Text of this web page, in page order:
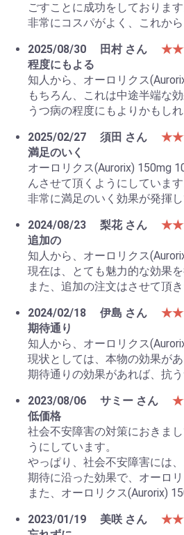
お買い物を続
ごすことに成功をしております
非常にコスパがよく、これか
2025/08/30
田村 さん
程度にもよる
知人から、オーロリクス
もちろん、これは中途半端な
うつ病の程度にもよりかもし
2025/02/27
須田 さん
満足のいく
オーロリクス(Aurorix) 150mg
んさせて頂くようにしています
非常に満足のいく効果が発揮
2024/08/23
梨花 さん
追加の
知人から、オーロリクス
現在は、とても魅力的な効果
また、追加の注文はさせて頂
2024/02/18
伊島 さん
期待通り
知人から、オーロリクス
現状としては、本物の効果があ
期待通りの効果があれば、抗
2023/08/06
サミー さん
低価格
社会不安障害の対策におきま
うにしています。
やっぱり、社会不安障害には
期待に沿った効果で、オーロ
また、オーロリクス(Aurorix)
2023/01/19
美咲 さん